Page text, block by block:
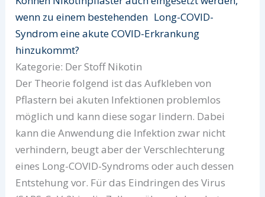
wenn zu einem bestehenden Long-COVID-
Syndrom eine akute COVID-Erkrankung
hinzukommt?
Kategorie: Der Stoff Nikotin
Der Theorie folgend ist das Aufkleben von
Pflastern bei akuten Infektionen problemlos
möglich und kann diese sogar lindern. Dabei
kann die Anwendung die Infektion zwar nicht
verhindern, beugt aber der Verschlechterung
eines Long-COVID-Syndroms oder auch dessen
Entstehung vor. Für das Eindringen des Virus